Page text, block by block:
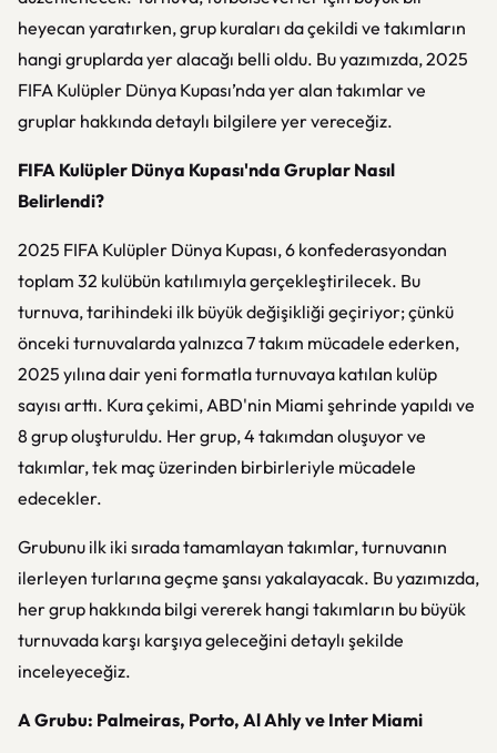
heyecan yaratırken, grup kuraları da çekildi ve takımların
hangi gruplarda yer alacağı belli oldu. Bu yazımızda, 2025
FIFA Kulüpler Dünya Kupası’nda yer alan takımlar ve
gruplar hakkında detaylı bilgilere yer vereceğiz.
FIFA Kulüpler Dünya Kupası'nda Gruplar Nasıl
Belirlendi?
2025 FIFA Kulüpler Dünya Kupası, 6 konfederasyondan
toplam 32 kulübün katılımıyla gerçekleştirilecek. Bu
turnuva, tarihindeki ilk büyük değişikliği geçiriyor; çünkü
önceki turnuvalarda yalnızca 7 takım mücadele ederken,
2025 yılına dair yeni formatla turnuvaya katılan kulüp
sayısı arttı. Kura çekimi, ABD'nin Miami şehrinde yapıldı ve
8 grup oluşturuldu. Her grup, 4 takımdan oluşuyor ve
takımlar, tek maç üzerinden birbirleriyle mücadele
edecekler.
Grubunu ilk iki sırada tamamlayan takımlar, turnuvanın
ilerleyen turlarına geçme şansı yakalayacak. Bu yazımızda,
her grup hakkında bilgi vererek hangi takımların bu büyük
turnuvada karşı karşıya geleceğini detaylı şekilde
inceleyeceğiz.
A Grubu: Palmeiras, Porto, Al Ahly ve Inter Miami